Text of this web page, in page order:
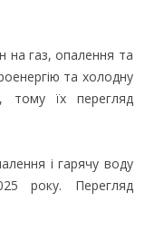
на газ, опалення та
та холодну
тому їх перегляд
і гарячу воду
року. Перегляд